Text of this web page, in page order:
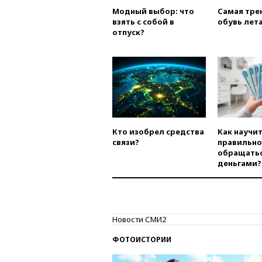
Модный выбор: что
взять с собой в
отпуск?
Самая
обувь
Кто изобрел средства
связи?
Как
правильно
деньгами?
Новости СМИ2
ФОТОИСТОРИИ